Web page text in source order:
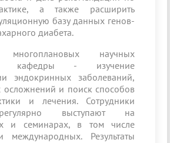
а также расширить
базу данных генов-
диабета.
научных
кафедры - изучение
эндокринных заболеваний,
осложнений и поиск способов
и лечения. Сотрудники
выступают на
и семинарах, в том числе
международных. Результаты